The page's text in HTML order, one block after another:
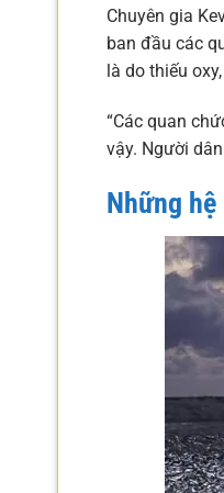
Chuyên gia
ban đầu các
là do thiếu
“Các quan
vậy. Người
Những